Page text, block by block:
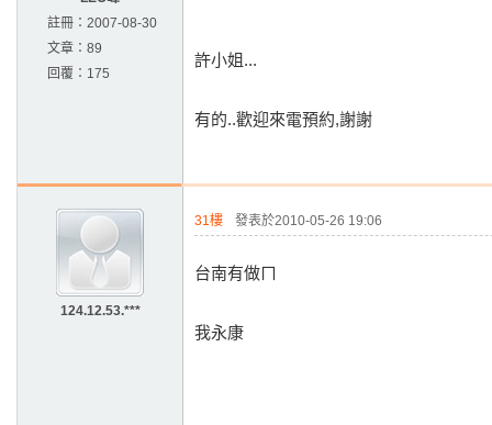
註冊： 2007-08-30
文章： 89
回覆： 175
許小姐...
有的..歡迎來電預約,謝謝
124.12.53.***
31樓 發表於2010-05-26 19:06
台南有做ㄇ
我永康